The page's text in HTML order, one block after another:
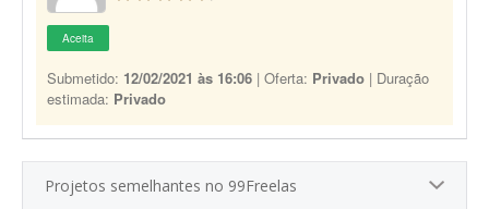
Aceita
Submetido: 12/02/2021 às 16:06 | Oferta: Privado | Duração
estimada: Privado
Projetos semelhantes no 99Freelas